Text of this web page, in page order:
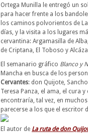
Ortega Munilla le entregó un
para hacer frente a los
los caminos polvorientos de
días, y la visita a los lugares
cervantina: Argamasilla de
de Criptana, El Toboso y
El semanario gráfico Blanco y
Mancha en busca de los
Cervantes: don Quijote,
Teresa Panza, el ama, el cura
encontraría, tal vez, en
parecerse a los que el escritor
El autor de La ruta de don